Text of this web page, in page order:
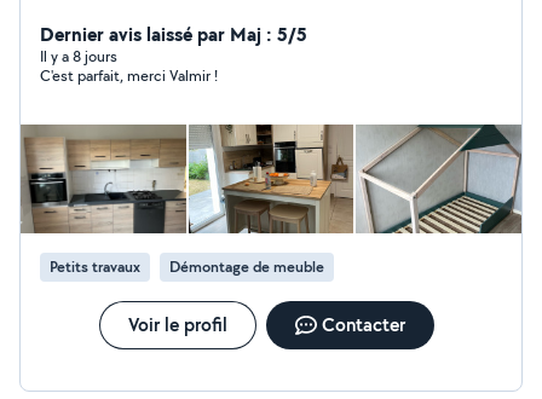
Débarras,vide maison,garage,grenieres.. - Livraison de
colis et tout type de meubles - Évacuation et mise en
déchèterie Je suis équipe de sangles , couverture diable
me ferais plaisir de répondre à vos questions. À bientôt
Valmir !
Dernier avis laissé par Maj : 5/5
Il y a 8 jours
C'est parfait, merci Valmir !
Petits travaux Démontage de meuble
Voir le profil Contacter